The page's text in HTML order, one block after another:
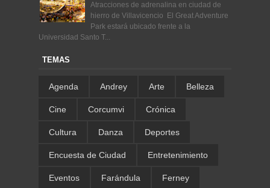
Atracciones de adrenalina en ciudad de
hierro de Villavicencio El Great Adventure
Park estará ubicado frente a la
Universidad Santo T...
TEMAS
Agenda Andrey Arte Belleza
Cine Corcumvi Crónica
Cultura Danza Deportes
Encuesta de Ciudad Entretenimiento
Eventos Farándula Ferney